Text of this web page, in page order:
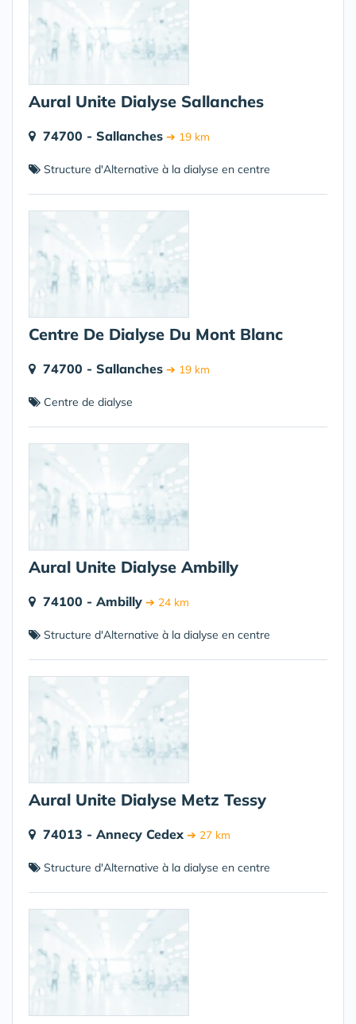
Aural Unite Dialyse Sallanches
74700 - Sallanches ➔ 19 km
Structure d'Alternative à la dialyse en centre
Centre De Dialyse Du Mont Blanc
74700 - Sallanches ➔ 19 km
Centre de dialyse
Aural Unite Dialyse Ambilly
74100 - Ambilly ➔ 24 km
Structure d'Alternative à la dialyse en centre
Aural Unite Dialyse Metz Tessy
74013 - Annecy Cedex ➔ 27 km
Structure d'Alternative à la dialyse en centre